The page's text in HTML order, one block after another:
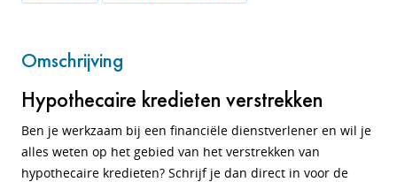
Omschrijving
Hypothecaire kredieten verstrekken
Ben je werkzaam bij een financiële dienstverlener en wil je
alles weten op het gebied van het verstrekken van
hypothecaire kredieten? Schrijf je dan direct in voor de